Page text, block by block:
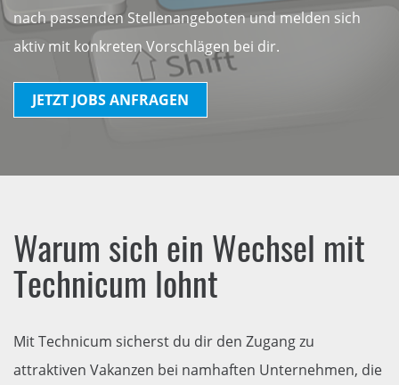
nach passenden Stellenangeboten und melden sich
aktiv mit konkreten Vorschlägen bei dir.
JETZT JOBS ANFRAGEN
Warum sich ein Wechsel mit
Technicum lohnt
Mit Technicum sicherst du dir den Zugang zu
attraktiven Vakanzen bei namhaften Unternehmen, die